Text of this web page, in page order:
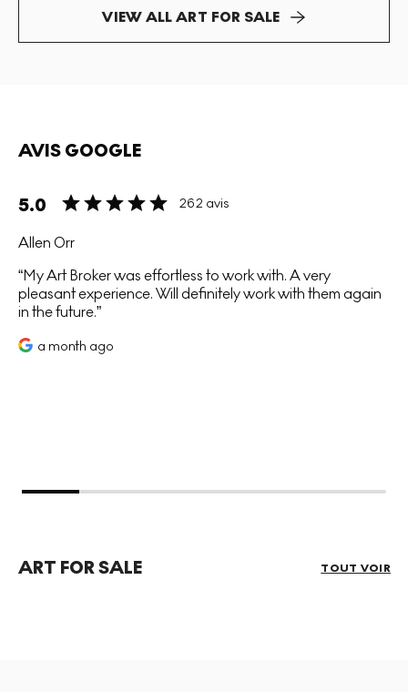
VIEW ALL ART FOR SALE
AVIS GOOGLE
5.0 262 avis
Allen Orr
My Art Broker was effortless to work with. A very
pleasant experience. Will definitely work with them again
in the future.
a month ago
ART FOR SALE TOUT VOIR